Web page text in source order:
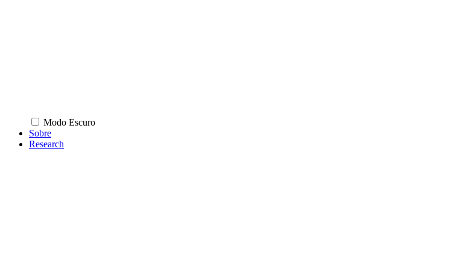
Modo Escuro
Sobre
Research